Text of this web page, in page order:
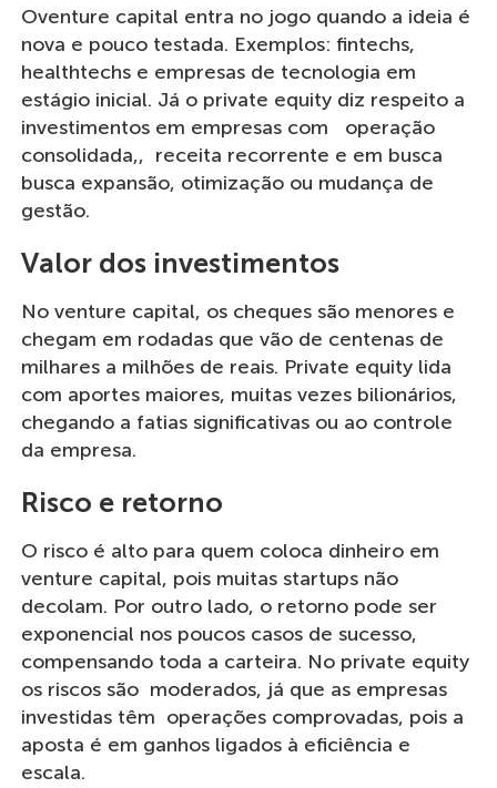
Oventure capital entra no jogo quando a ideia é
nova e pouco testada. Exemplos: fintechs,
healthtechs e empresas de tecnologia em
estágio inicial. Já o private equity diz respeito a
investimentos em empresas com operação
consolidada,, receita recorrente e em busca
busca expansão, otimização ou mudança de
gestão.
Valor dos investimentos
No venture capital, os cheques são menores e
chegam em rodadas que vão de centenas de
milhares a milhões de reais. Private equity lida
com aportes maiores, muitas vezes bilionários,
chegando a fatias significativas ou ao controle
da empresa.
Risco e retorno
O risco é alto para quem coloca dinheiro em
venture capital, pois muitas startups não
decolam. Por outro lado, o retorno pode ser
exponencial nos poucos casos de sucesso,
compensando toda a carteira. No private equity
os riscos são moderados, já que as empresas
investidas têm operações comprovadas, pois a
aposta é em ganhos ligados à eficiência e
escala.